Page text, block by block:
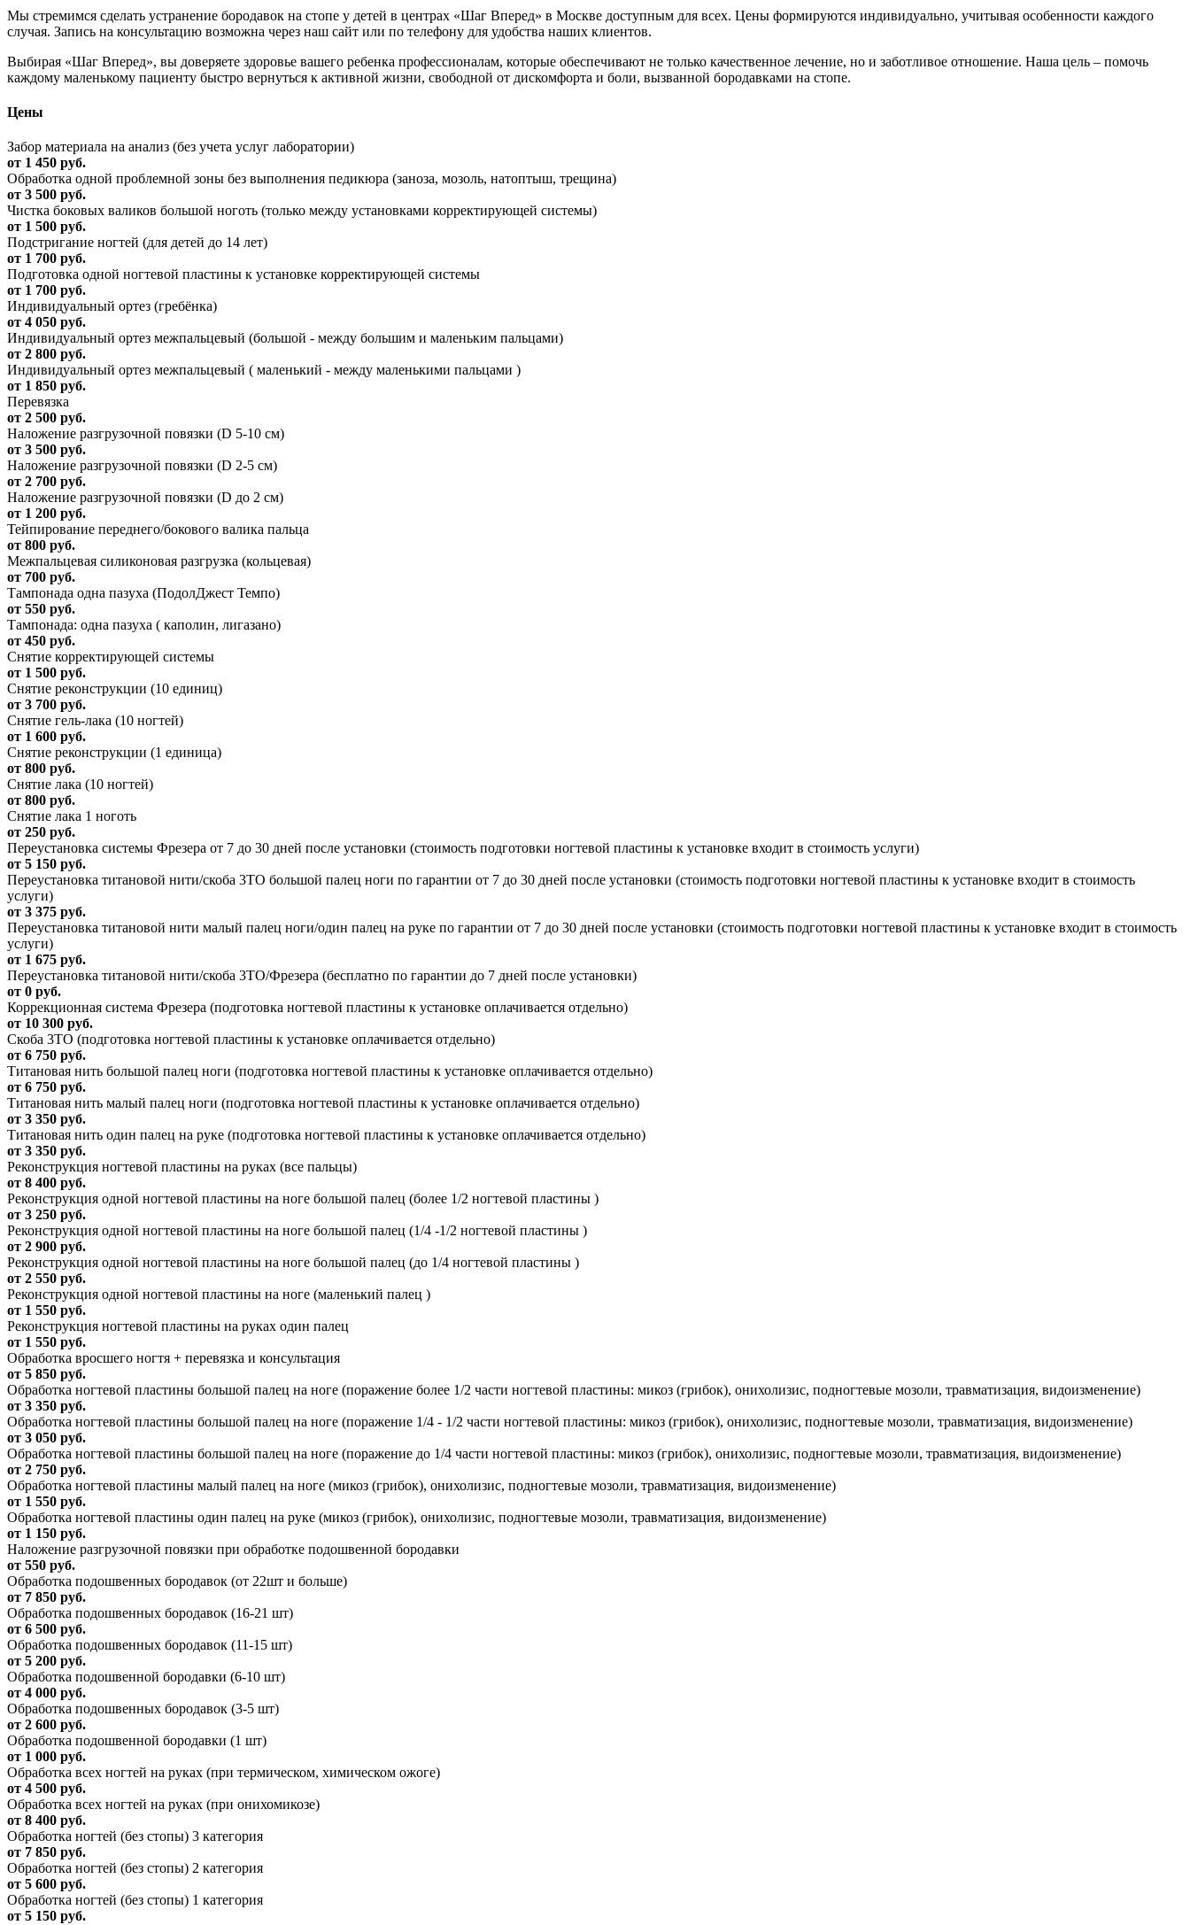
Мы стремимся сделать устранение бородавок на стопе у детей в центрах «Шаг Вперед» в Москве доступным для всех. Цены формируются индивидуально, учитывая особенности каждого
случая. Запись на консультацию возможна через наш сайт или по телефону для удобства наших клиентов.
Выбирая «Шаг Вперед», вы доверяете здоровье вашего ребенка профессионалам, которые обеспечивают не только качественное лечение, но и заботливое отношение. Наша цель – помочь
каждому маленькому пациенту быстро вернуться к активной жизни, свободной от дискомфорта и боли, вызванной бородавками на стопе.
Цены
Забор материала на анализ (без учета услуг лаборатории)
от 1 450 руб.
Обработка одной проблемной зоны без выполнения педикюра (заноза, мозоль, натоптыш, трещина)
от 3 500 руб.
Чистка боковых валиков большой ноготь (только между установками корректирующей системы)
от 1 500 руб.
Подстригание ногтей (для детей до 14 лет)
от 1 700 руб.
Подготовка одной ногтевой пластины к установке корректирующей системы
от 1 700 руб.
Индивидуальный ортез (гребёнка)
от 4 050 руб.
Индивидуальный ортез межпальцевый (большой - между большим и маленьким пальцами)
от 2 800 руб.
Индивидуальный ортез межпальцевый ( маленький - между маленькими пальцами )
от 1 850 руб.
Перевязка
от 2 500 руб.
Наложение разгрузочной повязки (D 5-10 см)
от 3 500 руб.
Наложение разгрузочной повязки (D 2-5 см)
от 2 700 руб.
Наложение разгрузочной повязки (D до 2 см)
от 1 200 руб.
Тейпирование переднего/бокового валика пальца
от 800 руб.
Межпальцевая силиконовая разгрузка (кольцевая)
от 700 руб.
Тампонада одна пазуха (ПодолДжест Темпо)
от 550 руб.
Тампонада: одна пазуха ( каполин, лигазано)
от 450 руб.
Снятие корректирующей системы
от 1 500 руб.
Снятие реконструкции (10 единиц)
от 3 700 руб.
Снятие гель-лака (10 ногтей)
от 1 600 руб.
Снятие реконструкции (1 единица)
от 800 руб.
Снятие лака (10 ногтей)
от 800 руб.
Снятие лака 1 ноготь
от 250 руб.
Переустановка системы Фрезера от 7 до 30 дней после установки (стоимость подготовки ногтевой пластины к установке входит в стоимость услуги)
от 5 150 руб.
Переустановка титановой нити/скоба 3ТО большой палец ноги по гарантии от 7 до 30 дней после установки (стоимость подготовки ногтевой пластины к установке входит в стоимость
услуги)
от 3 375 руб.
Переустановка титановой нити малый палец ноги/один палец на руке по гарантии от 7 до 30 дней после установки (стоимость подготовки ногтевой пластины к установке входит в стоимость
услуги)
от 1 675 руб.
Переустановка титановой нити/скоба 3ТО/Фрезера (бесплатно по гарантии до 7 дней после установки)
от 0 руб.
Коррекционная система Фрезера (подготовка ногтевой пластины к установке оплачивается отдельно)
от 10 300 руб.
Скоба 3ТО (подготовка ногтевой пластины к установке оплачивается отдельно)
от 6 750 руб.
Титановая нить большой палец ноги (подготовка ногтевой пластины к установке оплачивается отдельно)
от 6 750 руб.
Титановая нить малый палец ноги (подготовка ногтевой пластины к установке оплачивается отдельно)
от 3 350 руб.
Титановая нить один палец на руке (подготовка ногтевой пластины к установке оплачивается отдельно)
от 3 350 руб.
Реконструкция ногтевой пластины на руках (все пальцы)
от 8 400 руб.
Реконструкция одной ногтевой пластины на ноге большой палец (более 1/2 ногтевой пластины )
от 3 250 руб.
Реконструкция одной ногтевой пластины на ноге большой палец (1/4 -1/2 ногтевой пластины )
от 2 900 руб.
Реконструкция одной ногтевой пластины на ноге большой палец (до 1/4 ногтевой пластины )
от 2 550 руб.
Реконструкция одной ногтевой пластины на ноге (маленький палец )
от 1 550 руб.
Реконструкция ногтевой пластины на руках один палец
от 1 550 руб.
Обработка вросшего ногтя + перевязка и консультация
от 5 850 руб.
Обработка ногтевой пластины большой палец на ноге (поражение более 1/2 части ногтевой пластины: микоз (грибок), онихолизис, подногтевые мозоли, травматизация, видоизменение)
от 3 350 руб.
Обработка ногтевой пластины большой палец на ноге (поражение 1/4 - 1/2 части ногтевой пластины: микоз (грибок), онихолизис, подногтевые мозоли, травматизация, видоизменение)
от 3 050 руб.
Обработка ногтевой пластины большой палец на ноге (поражение до 1/4 части ногтевой пластины: микоз (грибок), онихолизис, подногтевые мозоли, травматизация, видоизменение)
от 2 750 руб.
Обработка ногтевой пластины малый палец на ноге (микоз (грибок), онихолизис, подногтевые мозоли, травматизация, видоизменение)
от 1 550 руб.
Обработка ногтевой пластины один палец на руке (микоз (грибок), онихолизис, подногтевые мозоли, травматизация, видоизменение)
от 1 150 руб.
Наложение разгрузочной повязки при обработке подошвенной бородавки
от 550 руб.
Обработка подошвенных бородавок (от 22шт и больше)
от 7 850 руб.
Обработка подошвенных бородавок (16-21 шт)
от 6 500 руб.
Обработка подошвенных бородавок (11-15 шт)
от 5 200 руб.
Обработка подошвенной бородавки (6-10 шт)
от 4 000 руб.
Обработка подошвенных бородавок (3-5 шт)
от 2 600 руб.
Обработка подошвенной бородавки (1 шт)
от 1 000 руб.
Обработка всех ногтей на руках (при термическом, химическом ожоге)
от 4 500 руб.
Обработка всех ногтей на руках (при онихомикозе)
от 8 400 руб.
Обработка ногтей (без стопы) 3 категория
от 7 850 руб.
Обработка ногтей (без стопы) 2 категория
от 5 600 руб.
Обработка ногтей (без стопы) 1 категория
от 5 150 руб.